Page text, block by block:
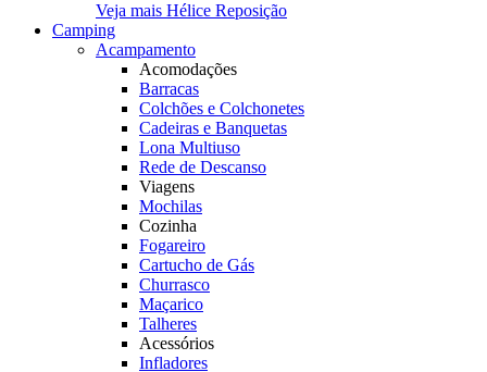
Veja mais Hélice Reposição
Camping
Acampamento
Acomodações
Barracas
Colchões e Colchonetes
Cadeiras e Banquetas
Lona Multiuso
Rede de Descanso
Viagens
Mochilas
Cozinha
Fogareiro
Cartucho de Gás
Churrasco
Maçarico
Talheres
Acessórios
Infladores